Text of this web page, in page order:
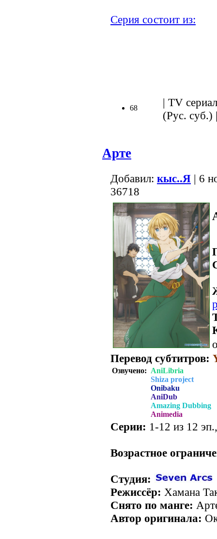
Серия состоит из:
68
| TV
(Рус.
Арте
Добавил: кыс..Я | 6
36718
Перевод субтитров:
Озвучено: AniLibria
Shiza project
Onibaku
AniDub
Amazing Dubbing
Animedia
Серии: 1-12 из 12
Возрастное
Студия:
Режиссёр: Хамана
Снято по манге:
Автор оригинала: